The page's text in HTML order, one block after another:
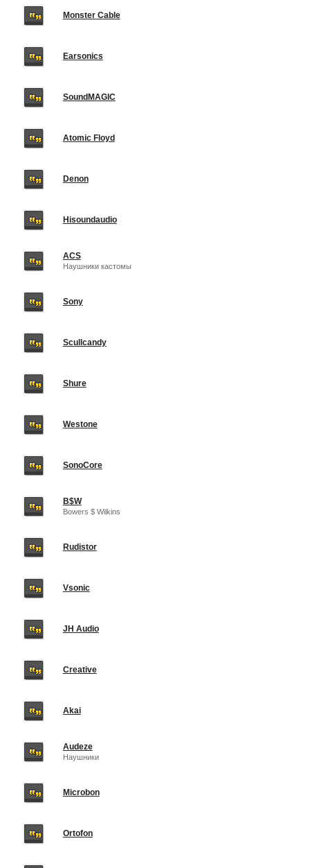
Monster Cable
Earsonics
SoundMAGIC
Atomic Floyd
Denon
Hisoundaudio
ACS
Наушники кастомы
Sony
Scullcandy
Shure
Westone
SonoCore
B$W
Bowers $ Wilkins
Rudistor
Vsonic
JH Audio
Creative
Akai
Audeze
Наушники
Microbon
Ortofon